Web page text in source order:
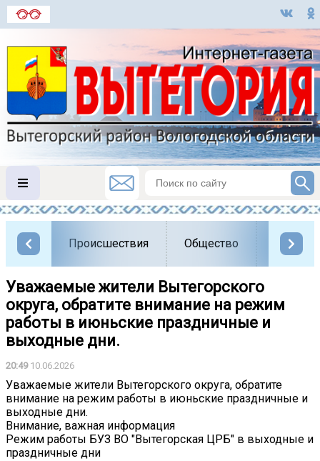
Происшествия Общество Власть
Уважаемые жители Вытегорского
округа, обратите внимание на режим
работы в июньские праздничные и
выходные дни.
20:4910.06.2026
Уважаемые жители Вытегорского округа, обратите
внимание на режим работы в июньские праздничные и
выходные дни.
Внимание, важная информация ️
Режим работы БУЗ ВО "Вытегорская ЦРБ" в выходные и
праздничные дни